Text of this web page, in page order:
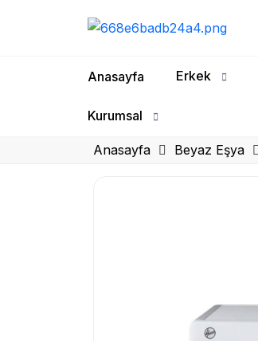
Anasayfa Erkek
Kurumsal
Anasayfa Beyaz Eşya